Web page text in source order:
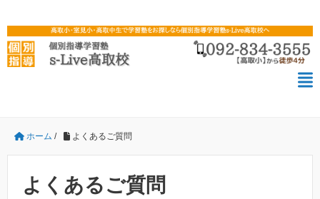
ホーム / よくあるご質問
よくあるご質問